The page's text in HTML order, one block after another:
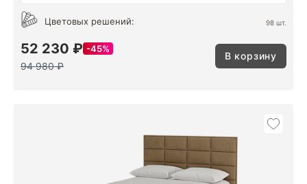
Цветовых решений: 98 шт.
52 230 ₽ 45%
94 980 ₽
В корзину